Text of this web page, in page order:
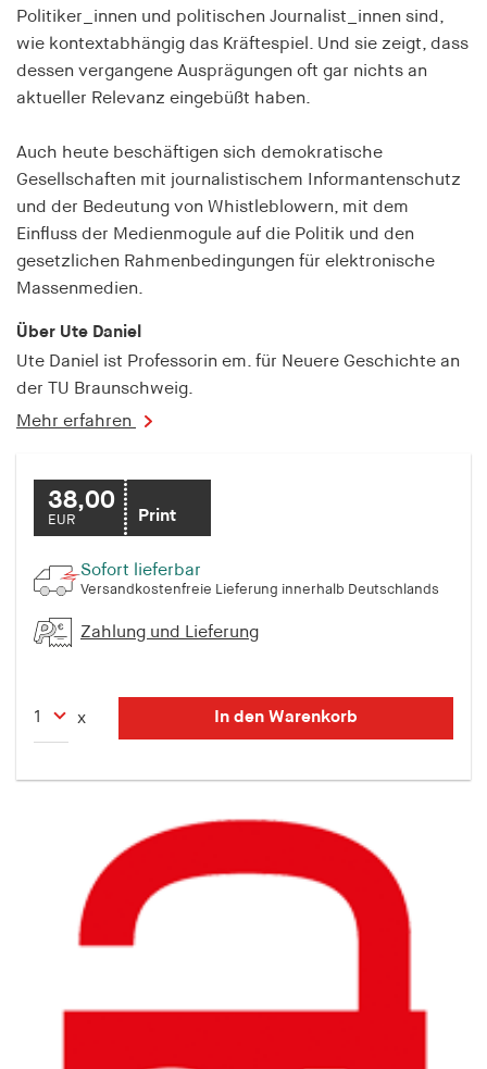
Politiker_innen und politischen Journalist_innen sind,
wie kontextabhängig das Kräftespiel. Und sie zeigt, dass
dessen vergangene Ausprägungen oft gar nichts an
aktueller Relevanz eingebüßt haben.
Auch heute beschäftigen sich demokratische
Gesellschaften mit journalistischem Informantenschutz
und der Bedeutung von Whistleblowern, mit dem
Einfluss der Medienmogule auf die Politik und den
gesetzlichen Rahmenbedingungen für elektronische
Massenmedien.
Über Ute Daniel
Ute Daniel ist Professorin em. für Neuere Geschichte an
der TU Braunschweig.
Mehr erfahren
38,00
EUR Print
Sofort lieferbar
Versandkostenfreie Lieferung innerhalb Deutschlands
Zahlung und Lieferung
x In den Warenkorb
fe_typo_user
fe_typo_user
hamburger-edition.de
Cookie Laufzeit:
Sitzung
fonts_loaded
Anbieter: